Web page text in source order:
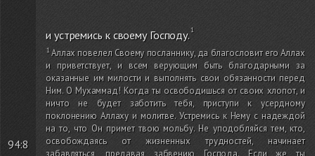
94:8
и устремись к своему Господу.
Аллах повелел Своему посланнику, да благословит его Аллах
и приветствует, и всем верующим быть благодарными за
оказанные им милости и выполнять свои обязанности перед
Ним. О Мухаммад! Когда ты освободишься от своих хлопот, и
ничто не будет заботить тебя, приступи к усердному
поклонению Аллаху и молитве. Устремись к Нему с надеждой
на то, что Он примет твою мольбу. Не уподобляйся тем, кто,
освобождаясь от жизненных трудностей, начинает
забавляться, предавая забвению Господа. Если же ты